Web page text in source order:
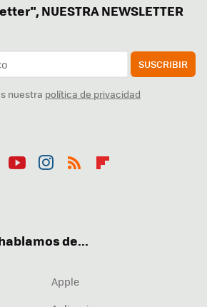
NUESTRA NEWSLETTER
SUSCRIBIR
nuestra política de privacidad
de...
Apple